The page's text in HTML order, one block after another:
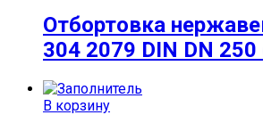
Отбортовка
304 2079 DIN DN
В корзину